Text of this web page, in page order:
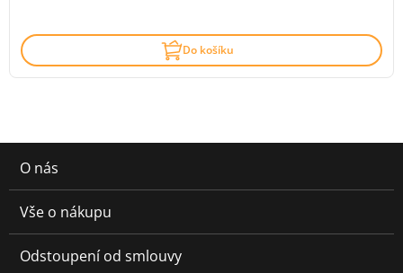
Do košíku
O nás
Vše o nákupu
Odstoupení od smlouvy